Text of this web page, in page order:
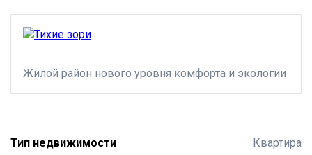
Жилой район нового уровня комфорта и экологии
Тип недвижимости
Квартира